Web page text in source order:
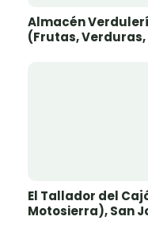
Almacén
(Frutas,
El Tallador del
Motosierra), San